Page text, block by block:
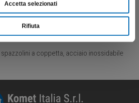
Accetta selezionati
Rifiuta
a coppetta, acciaio inossidabile